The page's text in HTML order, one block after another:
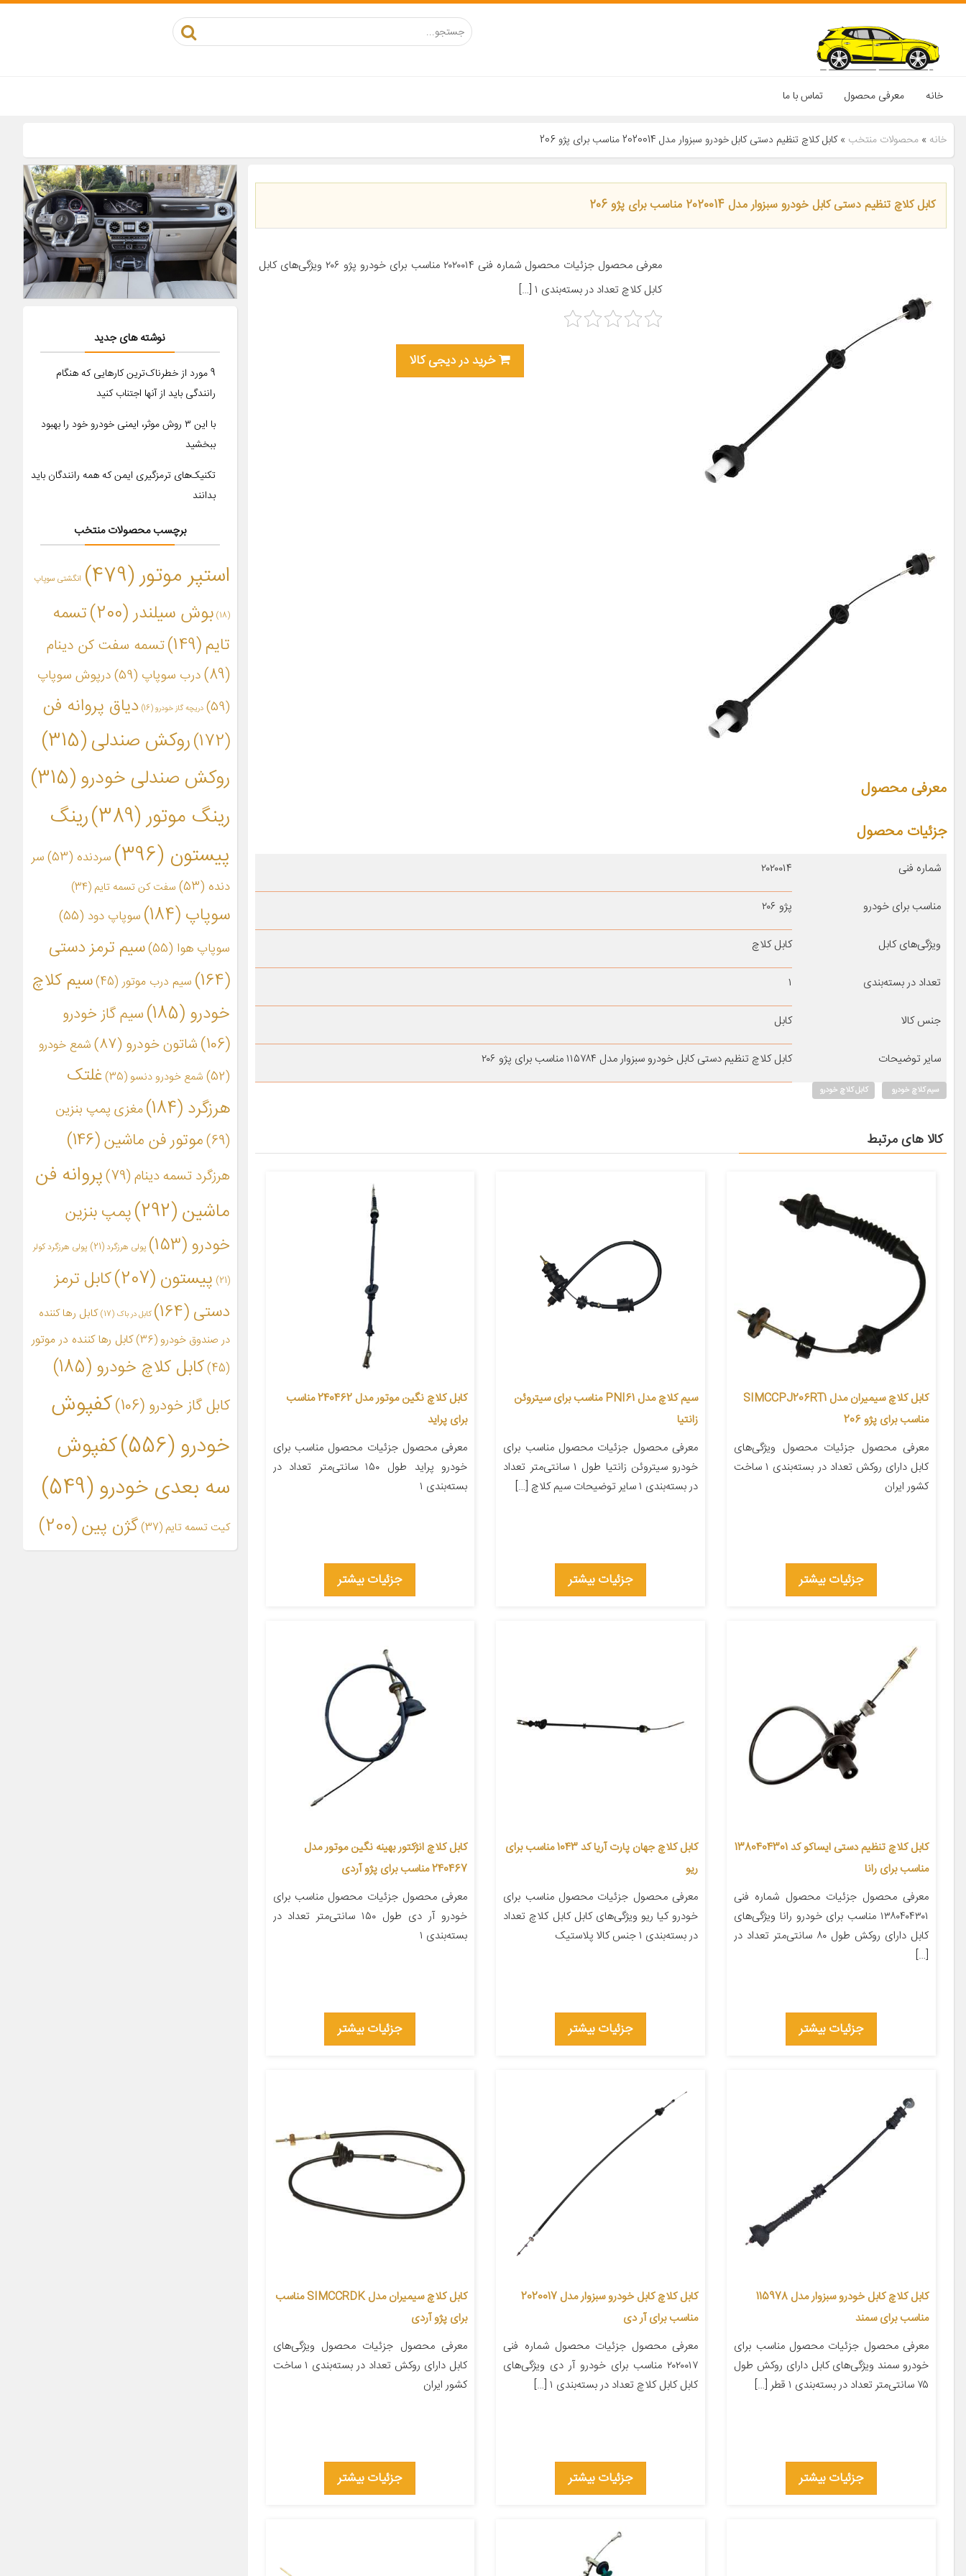
خانه معرفی محصول تماس با ما
خانه » محصولات منتخب »کابل کلاچ تنظیم دستی کابل خودرو سبزوار مدل 2020014 مناسب برای پژو 206
کابل کلاچ تنظیم دستی کابل خودرو سبزوار مدل 2020014 مناسب برای پژو 206
معرفی محصول جزئیات محصول شماره فنی ۲۰۲۰۰۱۴ مناسب برای خودرو پژو ۲۰۶ ویژگی‌های کابل
کابل کلاچ تعداد در بسته‌بندی ۱ […]
خرید در دیجی کالا
معرفی محصول
جزئیات محصول
شماره فنی ۲۰۲۰۰۱۴
مناسب برای خودرو پژو ۲۰۶
ویژگی‌های کابل کابل کلاچ
تعداد در بسته‌بندی ۱
جنس کالا کابل
سایر توضیحات کابل کلاچ تنظیم دستی کابل خودرو سبزوار مدل ۱۱۵۷۸۴ مناسب برای پژو ۲۰۶
سیم کلاچ خودرو کابل کلاچ خودرو
کالا های مرتبط
کابل کلاچ سیمیران مدل SIMCCPJ206RT1
مناسب برای پژو 206
معرفی محصول جزئیات محصول ویژگی‌های
کابل دارای روکش تعداد در بسته‌بندی ۱ ساخت
کشور ایران
جزئیات بیشتر
سیم کلاچ مدل PNI61 مناسب برای سیتروئن
زانتیا
معرفی محصول جزئیات محصول مناسب برای
خودرو سیتروئن زانتیا طول ۱ سانتی‌متر تعداد
در بسته‌بندی ۱ سایر توضیحات سیم کلاچ […]
جزئیات بیشتر
کابل کلاچ نگین موتور مدل 240462 مناسب
برای پراید
معرفی محصول جزئیات محصول مناسب برای
خودرو پراید طول ۱۵۰ سانتی‌متر تعداد در
بسته‌بندی ۱
جزئیات بیشتر
کابل کلاچ تنظیم دستی ایساکو کد 1380404301
مناسب برای رانا
معرفی محصول جزئیات محصول شماره فنی
۱۳۸۰۴۰۴۳۰۱ مناسب برای خودرو رانا ویژگی‌های
کابل دارای روکش طول ۸۰ سانتی‌متر تعداد در
[…]
جزئیات بیشتر
کابل کلاچ جهان پارت آریا کد 1043 مناسب برای
ریو
معرفی محصول جزئیات محصول مناسب برای
خودرو کیا ریو ویژگی‌های کابل کابل کلاچ تعداد
در بسته‌بندی ۱ جنس کالا پلاستیک
جزئیات بیشتر
کابل کلاچ انژکتور بهینه نگین موتور مدل
240467 مناسب برای پژو آردی
معرفی محصول جزئیات محصول مناسب برای
خودرو آر دی طول ۱۵۰ سانتی‌متر تعداد در
بسته‌بندی ۱
جزئیات بیشتر
کابل کلاچ کابل خودرو سبزوار مدل 115978
مناسب برای سمند
معرفی محصول جزئیات محصول مناسب برای
خودرو سمند ویژگی‌های کابل دارای روکش طول
۷۵ سانتی‌متر تعداد در بسته‌بندی ۱ قطر […]
جزئیات بیشتر
کابل کلاچ کابل خودرو سبزوار مدل 2020017
مناسب برای آر دی
معرفی محصول جزئیات محصول شماره فنی
۲۰۲۰۰۱۷ مناسب برای خودرو آر دی ویژگی‌های
کابل کابل کلاچ تعداد در بسته‌بندی ۱ […]
جزئیات بیشتر
کابل کلاچ سیمیران مدل SIMCCRDK مناسب
برای پژو آردی
معرفی محصول جزئیات محصول ویژگی‌های
کابل دارای روکش تعداد در بسته‌بندی ۱ ساخت
کشور ایران
جزئیات بیشتر
نوشته های جدید
9 مورد از خطرناک‌ترین کارهایی که هنگام
رانندگی باید از آنها اجتناب کنید
با این ۳ روش موثر، ایمنی خودرو خود را بهبود
ببخشید
تکنیک‌های ترمزگیری ایمن که همه رانندگان باید
بدانند
برچسب محصولات منتخب
استپر موتور(479) انگشتی سوپاپ
(18) بوش سیلندر (200)
تسمه
تایم(149)
تسمه سفت کن دینام
(89)
درب سوپاپ (59)
درپوش سوپاپ
(59)
دریچه گاز خودرو(16)
دیاق پروانه فن
(172)
روکش صندلی(315)
روکش صندلی خودرو(315)
رینگ موتور(389)
رینگ
پیستون (396) سردنده (53)
سر
دنده (53) سفت کن تسمه تایم (34)
سوپاپ (184) سوپاپ دود (55)
سوپاپ هوا (55)
سیم ترمز دستی
(164)
سیم درب موتور(45)
سیم کلاچ
خودرو (185)
سیم گاز خودرو
(106)
شاتون خودرو (87)
شمع خودرو
(52)
شمع خودرو دنسو (35)
غلتک
هرزگرد (184)
مغزی پمپ بنزین
(69)
موتور فن ماشین(146)
هرزگرد تسمه دینام(79)
پروانه فن
ماشین(292)
پمپ بنزین
خودرو(153) پولی هرزگرد(21) پولی هرزگرد کولر
(21) پیستون (207)
کابل ترمز
دستی(164) کابل در باک (17)
کابل رها کننده
در صندوق خودرو (36)
کابل رها کننده در موتور
(45)
کابل کلاچ خودرو (185)
کابل گاز خودرو (106)
کفپوش
خودرو(556)
کفپوش
سه بعدی خودرو(549)
کیت تسمه تایم (37) گژن پین(200)